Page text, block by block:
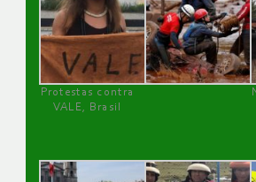
Protestas contra
VALE, Brasil